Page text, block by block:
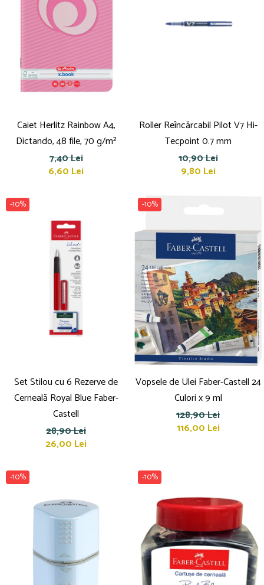
Creioane cerate
Creioane mecanice
Linere
Markere
Pixuri
Rezerve stilouri
Rigle
Organizare și Arhivare
Accesorii de organizare
Caiete mecanice
Dosare Plastic
Folii de protecție
Penare cu doua compartimente
Penare cu un compartiment
Penare echipate
Penare neechipate
Pictură și desen
Accesorii pentru pictură
Acuarele
Creioane grafit și cărbune
Culori acrilice
Pensule
Plastilină
Tempera și Guașe
Caiet Herlitz Rainbow A4,
Dictando, 48 file, 70 g/m²
7,40 Lei
6,60 Lei
Roller Reîncărcabil Pilot V7 Hi-
Tecpoint 0.7 mm
10,90 Lei
9,80 Lei
-10%
Set Stilou cu 6 Rezerve de
Cerneală Royal Blue Faber-
Castell
28,90 Lei
26,00 Lei
-10%
Vopsele de Ulei Faber-Castell 24
Culori x 9 ml
128,90 Lei
116,00 Lei
-10% -10%